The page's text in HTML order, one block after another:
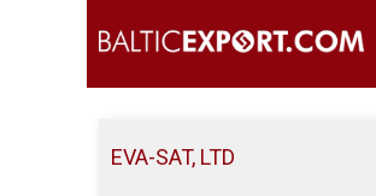
EVA-SAT, LTD